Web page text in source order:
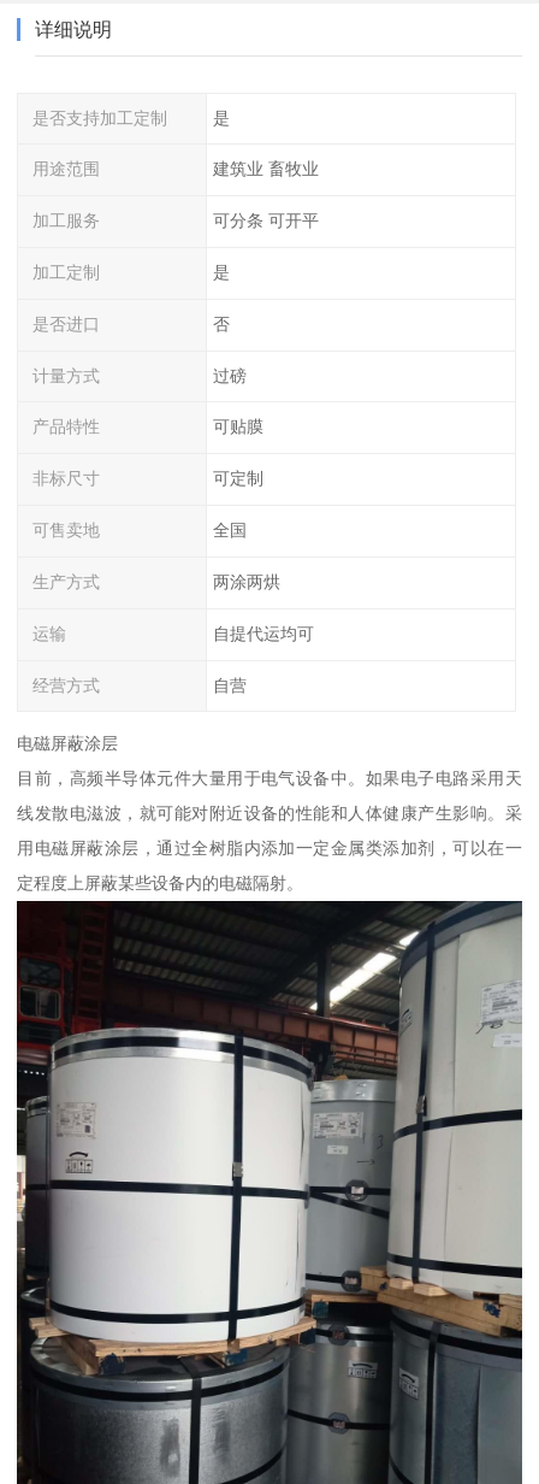
详细说明
是否支持加工定制 是
用途范围 建筑业 畜牧业
加工服务 可分条 可开平
加工定制 是
是否进口 否
计量方式 过磅
产品特性 可贴膜
非标尺寸 可定制
可售卖地 全国
生产方式 两涂两烘
运输 自提代运均可
经营方式 自营
电磁屏蔽涂层
目前，高频半导体元件大量用于电气设备中。如果电子电路采用天
线发散电滋波，就可能对附近设备的性能和人体健康产生影响。采
用电磁屏蔽涂层，通过全树脂内添加一定金属类添加剂，可以在一
定程度上屏蔽某些设备内的电磁隔射。